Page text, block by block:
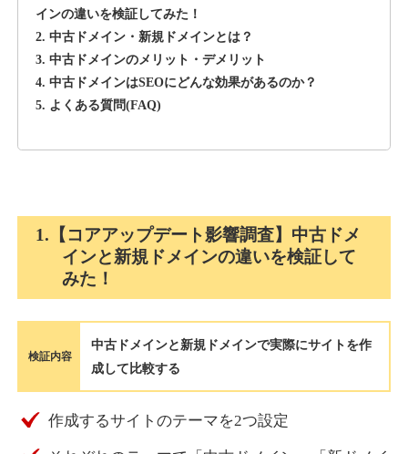
詳細を見る
sug-web.jp
ジャンル その他
DA42 外部リンク数740 ドメイン年齢13年
3,300円 入札 2件
詳細を見る
holocardstrategy.jp
ジャンル趣味
DA40 外部リンク数
3,300円 入札 3件
suka-jp.com
インの違いを検証してみた！
2. 中古ドメイン・新規ドメインとは？
3. 中古ドメインのメリット・デメリット
4. 中古ドメインはSEOにどんな効果があるのか？
5. よくある質問(FAQ)
1.【コアアップデート影響調査】中古ドメ
インと新規ドメインの違いを検証して
みた！
検証内容
中古ドメインと新規ドメインで実際にサイトを作
成して比較する
作成するサイトのテーマを2つ設定